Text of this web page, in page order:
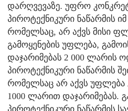
დარღვევაზე. უფრო
პიროტექნიკური ნაწარმის
რომელსაც, არ აქვს მისი
გამოყენების უფლება,
დაჯარიმებას 2 000 ლარის
პიროტექნიკური ნაწარმის
რომელსაც არ აქვს უფლება
1000 ლარით დაჯარიმებას.
პიროტექნიკური ნაწარმის